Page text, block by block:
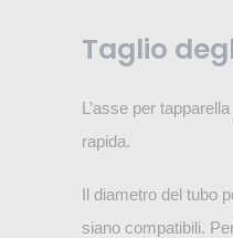
Taglio
L’asse per
rapida.
Il diametro del tubo
siano compatibili.